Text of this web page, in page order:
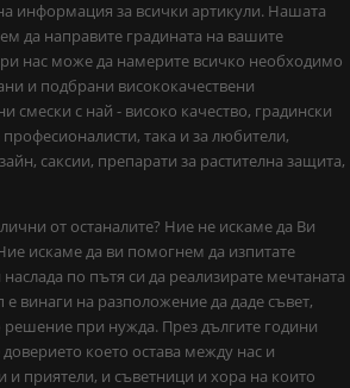
информация за всички артикули. Нашата
да направите градината на вашите
нас може да намерите всичко необходимо
и подбрани висококачествени
смески с най - високо качество, градински
така и за любители,
саксии, препарати за растителна защита,
от останалите? Ние не искаме да Ви
искаме да ви помогнем да изпитате
по пътя си да реализирате мечтаната
винаги на разположение да даде съвет,
при нужда. През дългите години
което остава между нас и
и приятели, и съветници и хора на които